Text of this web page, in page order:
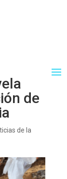
de
de la